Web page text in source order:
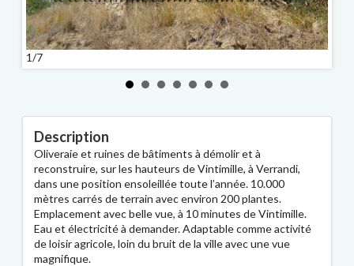
1/7
Description
Oliveraie et ruines de bâtiments à démolir et à
reconstruire, sur les hauteurs de Vintimille, à Verrandi,
dans une position ensoleillée toute l’année. 10.000
mètres carrés de terrain avec environ 200 plantes.
Emplacement avec belle vue, à 10 minutes de Vintimille.
Eau et électricité à demander. Adaptable comme activité
de loisir agricole, loin du bruit de la ville avec une vue
magnifique.